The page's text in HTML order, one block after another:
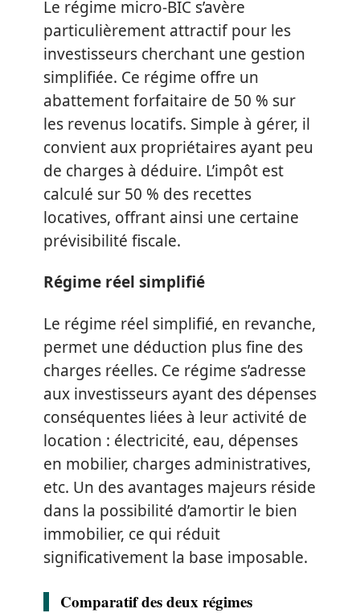
Le régime micro-BIC s’avère
particulièrement attractif pour les
investisseurs cherchant une gestion
simplifiée. Ce régime offre un
abattement forfaitaire de 50 % sur
les revenus locatifs. Simple à gérer, il
convient aux propriétaires ayant peu
de charges à déduire. L’impôt est
calculé sur 50 % des recettes
locatives, offrant ainsi une certaine
prévisibilité fiscale.
Régime réel simplifié
Le régime réel simplifié, en revanche,
permet une déduction plus fine des
charges réelles. Ce régime s’adresse
aux investisseurs ayant des dépenses
conséquentes liées à leur activité de
location : électricité, eau, dépenses
en mobilier, charges administratives,
etc. Un des avantages majeurs réside
dans la possibilité d’amortir le bien
immobilier, ce qui réduit
significativement la base imposable.
Comparatif des deux régimes